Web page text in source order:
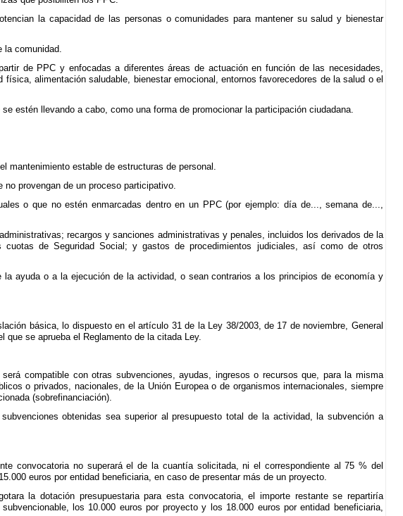
la capacidad de las personas o comunidades para mantener su salud y bienestar
la comunidad.
de PPC y enfocadas a diferentes áreas de actuación en función de las necesidades,
alimentación saludable, bienestar emocional, entornos favorecedores de la salud o el
estén llevando a cabo, como una forma de promocionar la participación ciudadana.
mantenimiento estable de estructuras de personal.
provengan de un proceso participativo.
o que no estén enmarcadas dentro en un PPC (por ejemplo: día de..., semana de...,
recargos y sanciones administrativas y penales, incluidos los derivados de la
de Seguridad Social; y gastos de procedimientos judiciales, así como de otros
ayuda o a la ejecución de la actividad, o sean contrarios a los principios de economía y
básica, lo dispuesto en el artículo 31 de la Ley 38/2003, de 17 de noviembre, General
se aprueba el Reglamento de la citada Ley.
compatible con otras subvenciones, ayudas, ingresos o recursos que, para la misma
o privados, nacionales, de la Unión Europea o de organismos internacionales, siempre
(sobrefinanciación).
obtenidas sea superior al presupuesto total de la actividad, la subvención a
convocatoria no superará el de la cuantía solicitada, ni el correspondiente al 75 % del
euros por entidad beneficiaria, en caso de presentar más de un proyecto.
la dotación presupuestaria para esta convocatoria, el importe restante se repartiría
los 10.000 euros por proyecto y los 18.000 euros por entidad beneficiaria,